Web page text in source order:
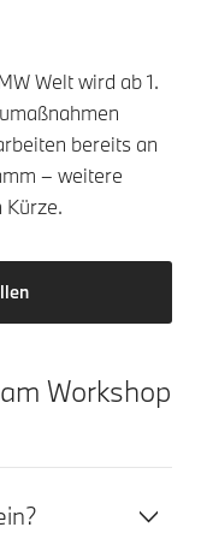
Welt wird ab 1.
bereits an
– weitere
Kürze.
Workshop